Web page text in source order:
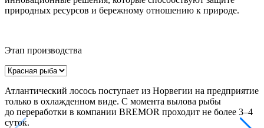
природных ресурсов и бережному отношению к природе.
Этап производства
Атлантический лосось поступает из Норвегии на предприятие
только в охлажденном виде. С момента вылова рыбы
до переработки в компании BREMOR проходит не более 3–4
суток.